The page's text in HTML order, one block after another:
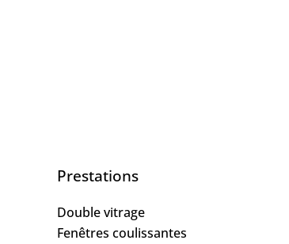
Prestations
Double vitrage
Fenêtres coulissantes